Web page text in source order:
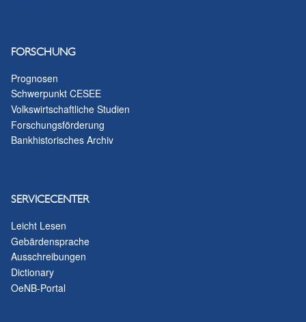
FORSCHUNG
Prognosen
Schwerpunkt CESEE
Volkswirtschaftliche Studien
Forschungsförderung
Bankhistorisches Archiv
SERVICECENTER
Leicht Lesen
Gebärdensprache
Ausschreibungen
Dictionary
OeNB-Portal